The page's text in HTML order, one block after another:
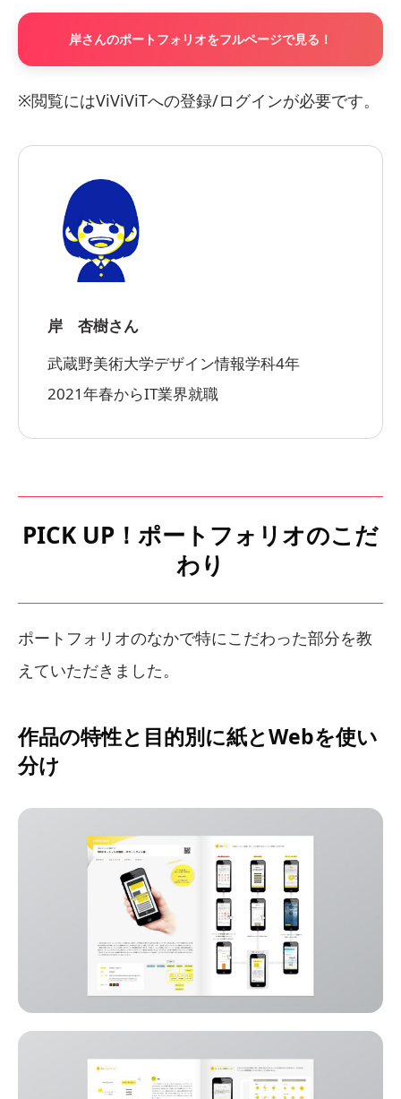
岸さんのポートフォリオをフルページで見る！
※閲覧にはViViViTへの登録/ログインが必要です。
岸 杏樹さん
武蔵野美術大学デザイン情報学科4年
2021年春からIT業界就職
PICK UP！ポートフォリオのこだ
わり
ポートフォリオのなかで特にこだわった部分を教
えていただきました。
作品の特性と目的別に紙とWebを使い
分け